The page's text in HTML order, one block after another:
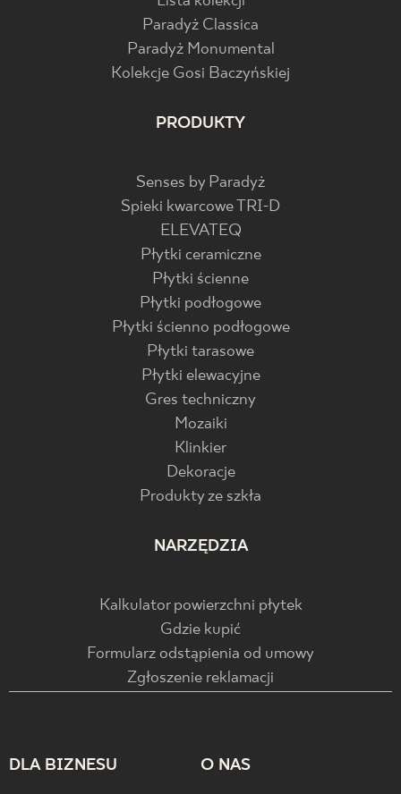
Paradyż Classica
Paradyż Monumental
Kolekcje Gosi Baczyńskiej
PRODUKTY
Senses by Paradyż
Spieki kwarcowe TRI-D
ELEVATEQ
Płytki ceramiczne
Płytki ścienne
Płytki podłogowe
Płytki ścienno podłogowe
Płytki tarasowe
Płytki elewacyjne
Gres techniczny
Mozaiki
Klinkier
Dekoracje
Produkty ze szkła
NARZĘDZIA
Kalkulator powierzchni płytek
Gdzie kupić
Formularz odstąpienia od umowy
Zgłoszenie reklamacji
DLA BIZNESU O NAS